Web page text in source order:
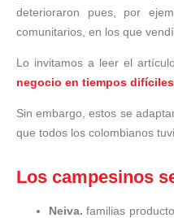
deterioraron pues, por
comunitarios, en los que
Lo invitamos a leer el
negocio en tiempos
Sin embargo, estos se
que todos los colombianos
Los campesinos
Neiva. familias